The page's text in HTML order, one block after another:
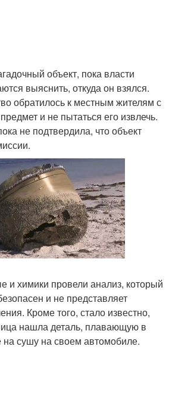
объект, пока власти
выяснить, откуда он взялся.
обратилось к местным жителям с
и не пытаться его извлечь.
не подтвердила, что объект
и химики провели анализ, который
и не представляет
Кроме того, стало известно,
нашла деталь, плавающую в
сушу на своем автомобиле.